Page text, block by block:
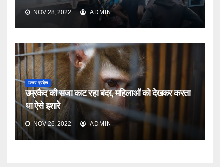
NOV 28, 2022 ADMIN
उत्तर प्रदेश
उम्रकैद की सजा काट रहा बंदर, महिलाओं को देखकर करता
था ऐसे इशारे
NOV 26, 2022 ADMIN